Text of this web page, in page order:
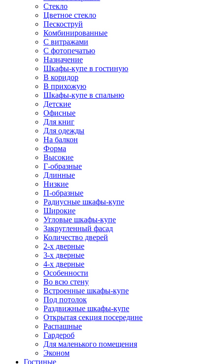
Стекло
Цветное стекло
Пескоструй
Комбинированные
С витражами
С фотопечатью
Назначение
Шкафы-купе в гостиную
В коридор
В прихожую
Шкафы-купе в спальню
Детские
Офисные
Для книг
Для одежды
На балкон
Форма
Высокие
Г-образные
Длинные
Низкие
П-образные
Радиусные шкафы-купе
Широкие
Угловые шкафы-купе
Закругленный фасад
Количество дверей
2-х дверные
3-х дверные
4-х дверные
Особенности
Во всю стену
Встроенные шкафы-купе
Под потолок
Раздвижные шкафы-купе
Открытая секция посередине
Распашные
Гардероб
Для маленького помещения
Эконом
Гостиные